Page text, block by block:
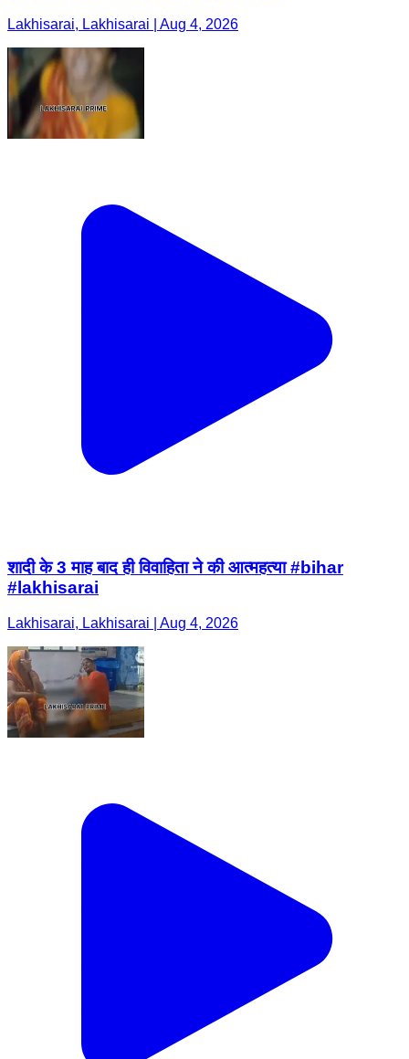
Lakhisarai, Lakhisarai | Aug 4, 2026
शादी के 3 माह बाद ही विवाहिता ने की आत्महत्या #bihar
#lakhisarai
Lakhisarai, Lakhisarai | Aug 4, 2026